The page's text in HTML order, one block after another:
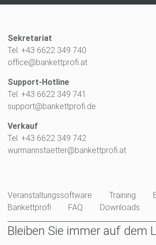
Sekretariat
Tel. +43 6622 349 740
office@bankettprofi.at
Support-Hotline
Tel. +43 6622 349 741
support@bankettprofi.de
Verkauf
Tel. +43 6622 349 742
wurmannstaetter@bankettprofi.at
Veranstaltungssoftware Training
Bankettprofi
FAQ Downloads
Bleiben Sie immer auf dem